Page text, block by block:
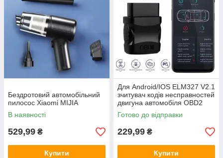
Бездротовий автомобільний
пилосос Xiaomi MIJIA
В наявності
529,99 ₴
Купити
Для Android/IOS ELM327 V2.1
зчитувач кодів несправностей
двигуна автомобіля OBD2
сканер
Готово до відправки
229,99 ₴
Купити